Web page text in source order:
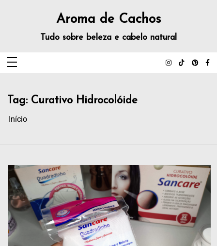
Aroma de Cachos
Tudo sobre beleza e cabelo natural
Tag: Curativo Hidrocolóide
Início